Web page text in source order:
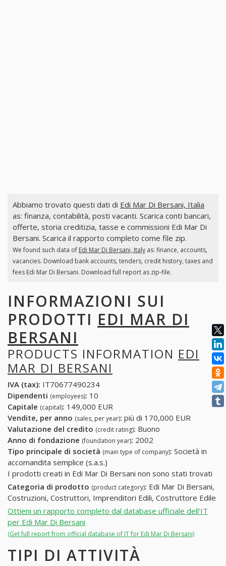
Abbiamo trovato questi dati di Edi Mar Di Bersani, Italia
as: finanza, contabilità, posti vacanti. Scarica conti bancari,
offerte, storia creditizia, tasse e commissioni Edi Mar Di
Bersani. Scarica il rapporto completo come file zip.
We found such data of Edi Mar Di Bersani, Italyas: finance, accounts,
vacancies. Download bank accounts, tenders, credit history, taxes and
fees Edi Mar Di Bersani. Download full report as zip-file.
INFORMAZIONI SUI
PRODOTTI EDI MAR DI
BERSANI
PRODUCTS INFORMATION EDI
MAR DI BERSANI
IVA (tax): IT70677490234
Dipendenti (employees): 10
Capitale (capital): 149,000 EUR
Vendite, per anno (sales, per year): più di 170,000 EUR
Valutazione del credito (credit rating): Buono
Anno di fondazione (foundation year): 2002
Tipo principale di società (main type of company): Società in
accomandita semplice (s.a.s.)
I prodotti creati in Edi Mar Di Bersani non sono stati trovati
Categoria di prodotto (product category): Edi Mar Di Bersani,
Costruzioni, Costruttori, Imprenditori Edili, Costruttore Edile
Ottieni un rapporto completo dal database ufficiale dell'IT
per Edi Mar Di Bersani
(Get full report from official database of IT for Edi Mar Di Bersani)
TIPI DI ATTIVITÀ